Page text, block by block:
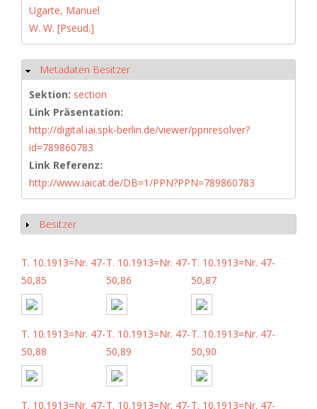
Ugarte, Manuel
W. W. [Pseud.]
Ausblenden
Metadaten Besitzer
Sektion: section
Link Präsentation:
http://digital.iai.spk-berlin.de/viewer/ppnresolver?
id=789860783
Link Referenz:
http://www.iaicat.de/DB=1/PPN?PPN=789860783
Anzeigen
Besitzer
T. 10.1913=Nr. 47-
50,85
T. 10.1913=Nr. 47-
50,86
T. 10.1913=Nr. 47-
50,87
T. 10.1913=Nr. 47-
50,88
T. 10.1913=Nr. 47-
50,89
T. 10.1913=Nr. 47-
50,90
T. 10.1913=Nr. 47-T. 10.1913=Nr. 47-T. 10.1913=Nr. 47-